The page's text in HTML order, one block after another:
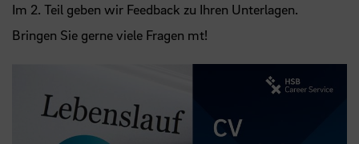
Im 2. Teil geben wir Feedback zu Ihren Unterlagen.
Bringen Sie gerne viele Fragen mt!